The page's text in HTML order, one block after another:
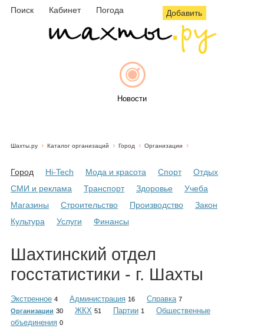
Поиск Кабинет Погода Добавить
Новости
Объявления
Шахты.ру Каталог организаций Город Организации
Город Hi-Tech Мода и красота Спорт
Отдых
СМИ и реклама
Транспорт Здоровье
Учеба
Магазины
Строительство Производство
Закон
Культура
Услуги Финансы
Шахтинский отдел
госстатистики - г. Шахты
Экстренное 4 Администрация 16 Справка 7
Организации 30 ЖКХ 51 Партии 1
Общественные
объединения 0